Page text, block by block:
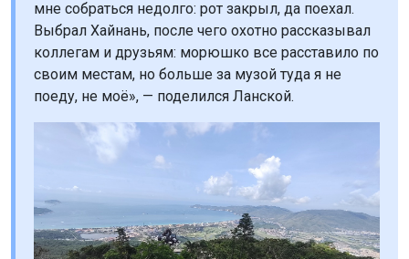
мне собраться недолго: рот закрыл, да поехал.
Выбрал Хайнань, после чего охотно рассказывал
коллегам и друзьям: морюшко все расставило по
своим местам, но больше за музой туда я не
поеду, не моё», — поделился Ланской.